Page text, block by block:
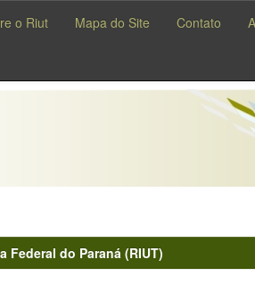
o Riut Mapa do Site Contato
do Paraná (RIUT)